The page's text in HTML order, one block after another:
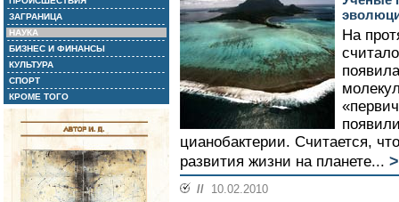
ЗАГРАНИЦА
НАУКА
БИЗНЕС И ФИНАНСЫ
КУЛЬТУРА
СПОРТ
КРОМЕ ТОГО
На
цианобактерии. Считается,
развития жизни на планете...
// 10.02.2010